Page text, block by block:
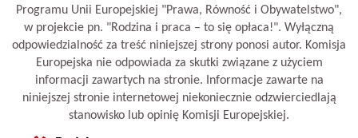
Programu Unii Europejskiej "Prawa, Równość i Obywatelstwo",
w projekcie pn. "Rodzina i praca – to się opłaca!". Wyłączną
odpowiedzialność za treść niniejszej strony ponosi autor. Komisja
Europejska nie odpowiada za skutki związane z użyciem
informacji zawartych na stronie. Informacje zawarte na
niniejszej stronie internetowej niekoniecznie odzwierciedlają
stanowisko lub opinię Komisji Europejskiej.